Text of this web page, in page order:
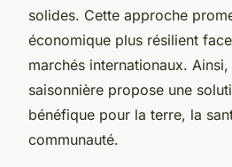
solides. Cette approche
économique plus résilient
marchés internationaux.
saisonnière propose une
bénéfique pour la terre, la
communauté.